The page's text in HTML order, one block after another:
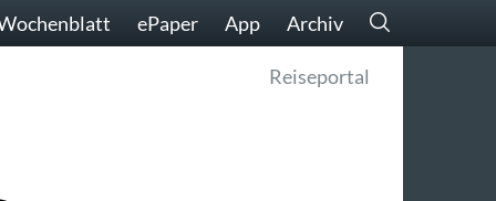
ePaper App Archiv
Reiseportal